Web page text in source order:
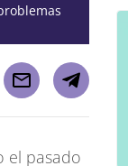
el pasado